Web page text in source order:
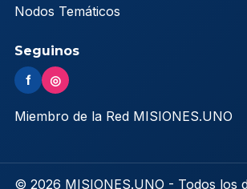
Nodos Temáticos
Seguinos
f ◎
Miembro de la Red MISIONES.UNO
© 2026 MISIONES.UNO - Todos los